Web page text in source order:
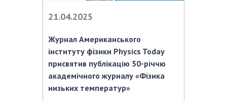
Міжнародні угоди
Міжнародні програми та конкурси
ДОКУМЕНТИ
Нормативні акти НАН України
Державний бюджет НАН України
21.04.2025
Журнал Американського
інституту фізики Physics Today
присвятив публікацію 50-річчю
академічного журналу «Фізика
низьких температур»